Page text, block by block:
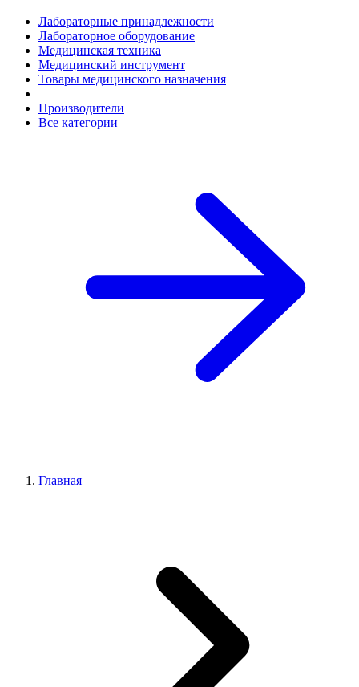
Лабораторные принадлежности
Лабораторное оборудование
Медицинская техника
Медицинский инструмент
Товары медицинского назначения
Производители
Все категории
Главная